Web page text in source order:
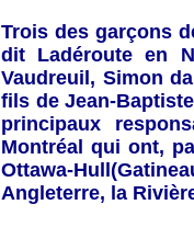
Trois des garçons
dit Ladéroute en
Vaudreuil, Simon
fils de Jean-
principaux
Montréal qui ont,
Ottawa-
Angleterre, la